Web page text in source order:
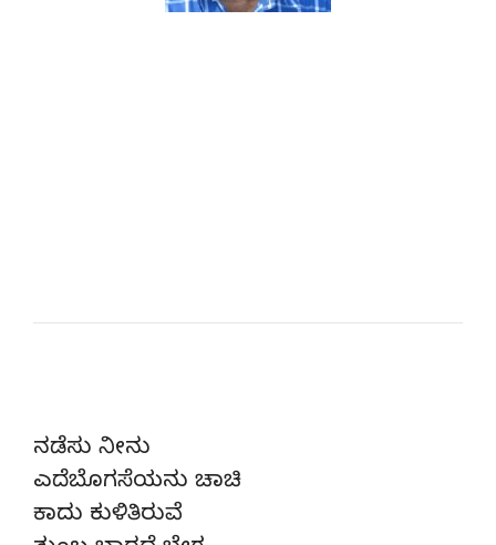
ನಡೆಸು ನೀನು
ಎದೆಬೊಗಸೆಯನು ಚಾಚಿ
ಕಾದು ಕುಳಿತಿರುವೆ